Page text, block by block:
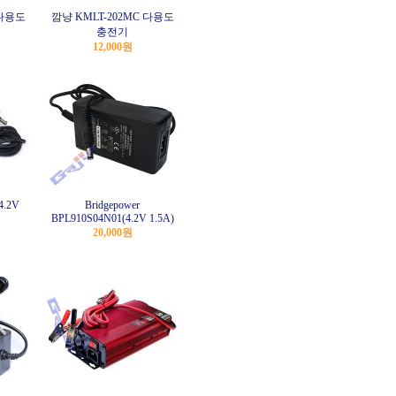
용도
깜냥 KMLT-202MC 다용도
충전기
12,000원
Bridgepower
BPL910S04N01(4.2V 1.5A)
20,000원